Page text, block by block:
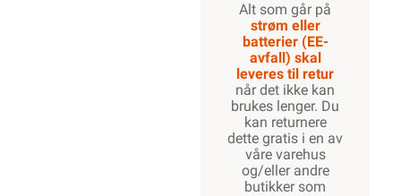
Alt som går på
strøm eller
batterier (EE-
avfall) skal
leveres til retur
når det ikke kan
brukes lenger. Du
kan returnere
dette gratis i en av
våre varehus
og/eller andre
butikker som